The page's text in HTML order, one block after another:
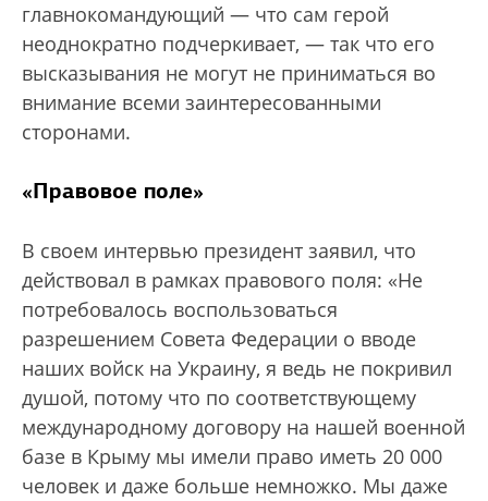
главнокомандующий — что сам герой
неоднократно подчеркивает, — так что его
высказывания не могут не приниматься во
внимание всеми заинтересованными
сторонами.
«Правовое поле»
В своем интервью президент заявил, что
действовал в рамках правового поля: «Не
потребовалось воспользоваться
разрешением Совета Федерации о вводе
наших войск на Украину, я ведь не покривил
душой, потому что по соответствующему
международному договору на нашей военной
базе в Крыму мы имели право иметь 20 000
человек и даже больше немножко. Мы даже